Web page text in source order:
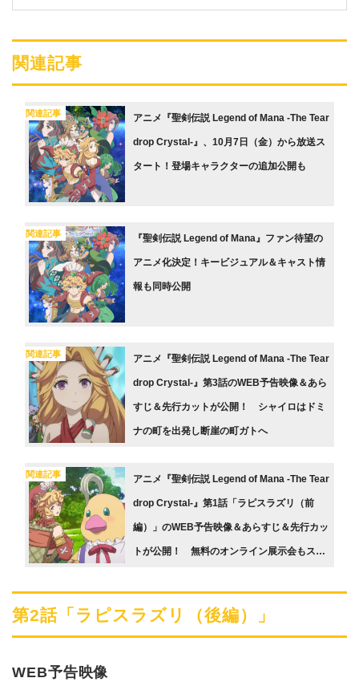
関連記事
関連記事 アニメ『聖剣伝説 Legend of Mana -The Tear
drop Crystal-』、10月7日（金）から放送ス
タート！登場キャラクターの追加公開も
関連記事 『聖剣伝説 Legend of Mana』ファン待望の
アニメ化決定！キービジュアル＆キャスト情
報も同時公開
関連記事 アニメ『聖剣伝説 Legend of Mana -The Tear
drop Crystal-』第3話のWEB予告映像＆あら
すじ＆先行カットが公開！ シャイロはドミ
ナの町を出発し断崖の町ガトへ
関連記事 アニメ『聖剣伝説 Legend of Mana -The Tear
drop Crystal-』第1話「ラピスラズリ（前
編）」のWEB予告映像＆あらすじ＆先行カッ
トが公開！ 無料のオンライン展示会もスタ
第2話「ラピスラズリ（後編）」
WEB予告映像